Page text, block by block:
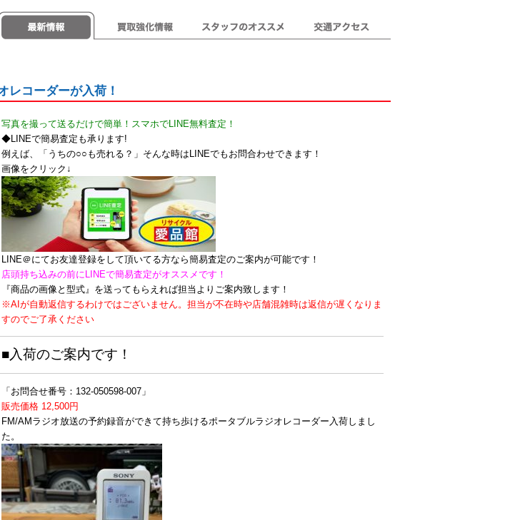
レコーダーが入荷！
写真を撮って送るだけで簡単！スマホでLINE無料査定！
◆LINEで簡易査定も承ります!
例えば、「うちの○○も売れる？」そんな時はLINEでもお問合わせできます！
画像をクリック↓
LINE＠にてお友達登録をして頂いてる方なら簡易査定のご案内が可能です！
店頭持ち込みの前にLINEで簡易査定がオススメです！
『商品の画像と型式』を送ってもらえれば担当よりご案内致します！
※AIが自動返信するわけではございません。担当が不在時や店舗混雑時は返信が遅くなりま
すのでご了承ください
■入荷のご案内です！
「お問合せ番号：132-050598-007」
販売価格 12,500円
FM/AMラジオ放送の予約録音ができて持ち歩けるポータブルラジオレコーダー入荷しまし
た。